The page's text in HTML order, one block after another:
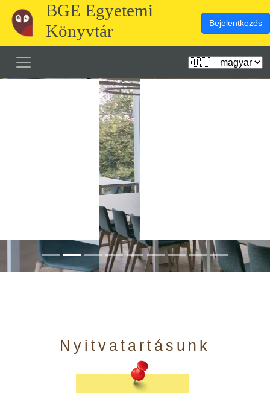
BGE Egyetemi
Könyvtár
Bejelentkezés
Nyitvatartásunk